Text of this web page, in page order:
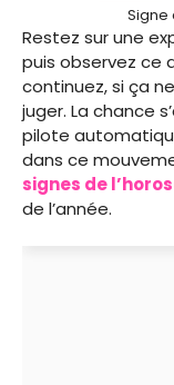
Signe
Restez sur une
puis observez ce
continuez, si ça
juger. La chance
pilote
dans ce
signes de
de l’année.